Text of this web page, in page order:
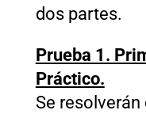
dos partes.
Prueba 1.
Práctico.
Se